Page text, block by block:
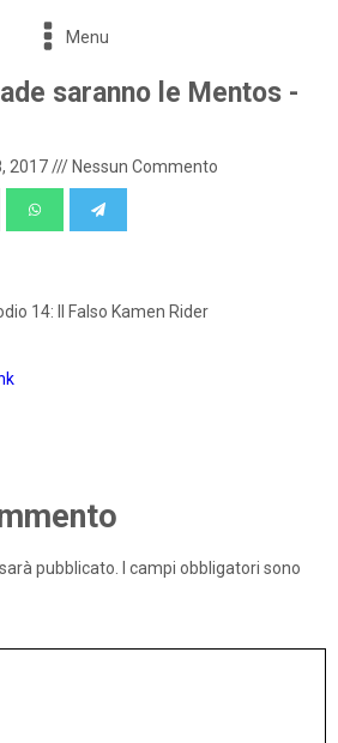
Menu
saranno le Mentos -
2017/// Nessun Commento
14: Il Falso Kamen Rider
pubblicato.
I campi obbligatori sono